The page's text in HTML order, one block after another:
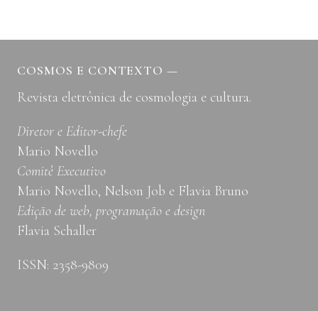
COSMOS E CONTEXTO—
Revista eletrônica de cosmologia e cultura.
Diretor e Editor-chefe
Mario Novello
Comitê Executivo
Mario Novello, Nelson Job e Flavia Bruno
Edição de web, programação e design
Flavia Schaller
ISSN: 2358-9809